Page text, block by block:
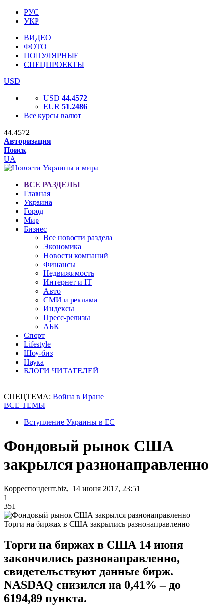
РУС
УКР
ВИДЕО
ФОТО
ПОПУЛЯРНЫЕ
СПЕЦПРОЕКТЫ
USD
USD 44.4572
EUR 51.2486
Все курсы валют
44.4572
Авторизация
Поиск
UA
ВСЕ РАЗДЕЛЫ
Главная
Украина
Город
Мир
Бизнес
Все новости раздела
Экономика
Новости компаний
Финансы
Недвижимость
Интернет и IT
Авто
СМИ и реклама
Индексы
Пресс-релизы
АБК
Спорт
Lifestyle
Шоу-биз
Наука
БЛОГИ ЧИТАТЕЛЕЙ
СПЕЦТЕМА: Война в Иране
ВСЕ ТЕМЫ
Вступление Украины в ЕС
Фондовый рынок США
закрылся разнонаправленно
Корреспондент.biz, 14 июня 2017, 23:51
1
351
Торги на биржах в США закрылись разнонаправленно
Торги на биржах в США 14 июня
закончились разнонаправленно,
свидетельствуют данные бирж.
NASDAQ снизился на 0,41% – до
6194,89 пункта.